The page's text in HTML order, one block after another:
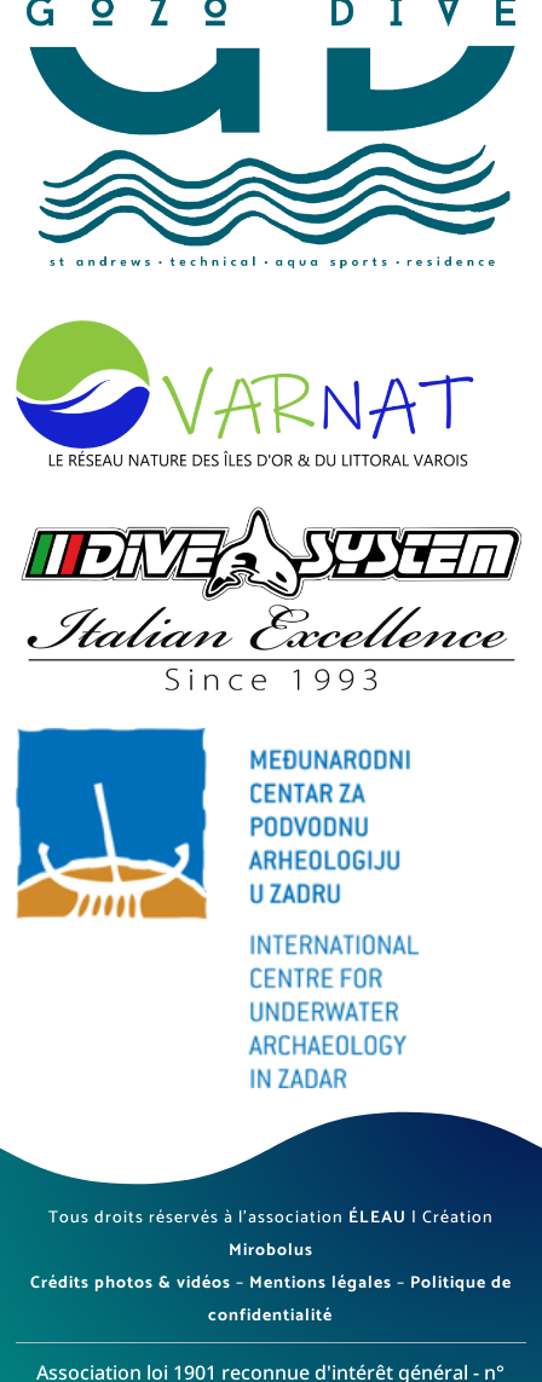
Tous droits réservés à l’association ÉLEAU | Création
Mirobolus
Crédits photos & vidéos – Mentions légales – Politique de
confidentialité
Association loi 1901 reconnue d'intérêt général - n°